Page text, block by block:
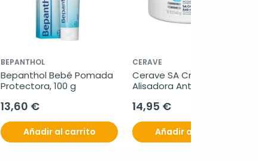
BEPANTHOL
Bepanthol Bebé Pomada
Protectora, 100 g
13,60 €
Añadir al carrito
CERAVE
Cerave SA Crema
Alisadora Anti-
14,95 €
Añadir al carrito